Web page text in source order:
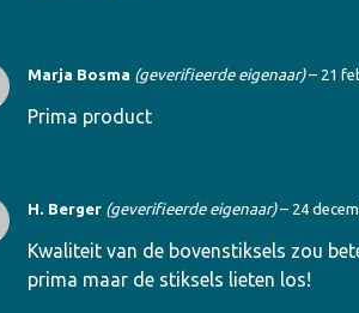
Marja Bosma (geverifieerde eigenaar) – 21
Prima product
H. Berger (geverifieerde eigenaar) – 24
Kwaliteit van de bovenstiksels zou
prima maar de stiksels lieten los!